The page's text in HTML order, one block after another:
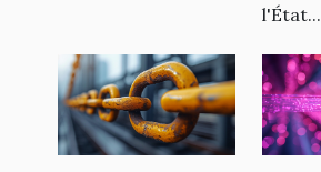
l'État...